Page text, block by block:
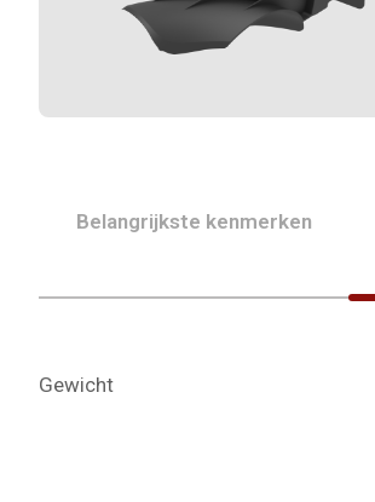
Belangrijkste kenmerken
Gewicht